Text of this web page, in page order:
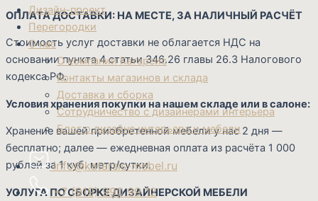
Дизайн-проект
Перегородки
О нас
О компании Катарсис
Контакты магазинов и склада
Доставка и сборка
Сотрудничество с дизайнерами интерьера
Блог о дизайне интерьера и мебели
info@katarsis-mebel.ru
+7 (919) 990 99 12
ОПЛАТА ДОСТАВКИ: НА МЕСТЕ, ЗА НАЛИЧНЫЙ РАСЧЁТ
Стоимость услуг доставки не облагается НДС на
основании пункта 4 статьи 346.26 главы 26.3 Налогового
кодекса РФ.
Условия хранения покупки на нашем складе или в салоне:
Хранение вашей приобретенной мебели у нас 2 дня —
бесплатно; далее — ежедневная оплата из расчёта 1 000
рублей за 1 куб. метр/сутки.
УСЛУГА ПО СБОРКЕ ДИЗАЙНЕРСКОЙ МЕБЕЛИ